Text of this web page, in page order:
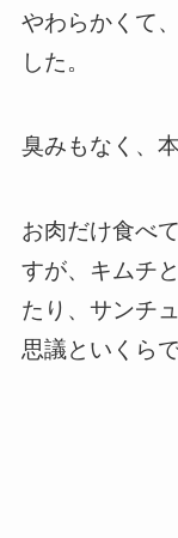
やわらかくて
した。
臭みもなく、
お肉だけ食べ
すが、キムチ
たり、サンチ
思議といくら